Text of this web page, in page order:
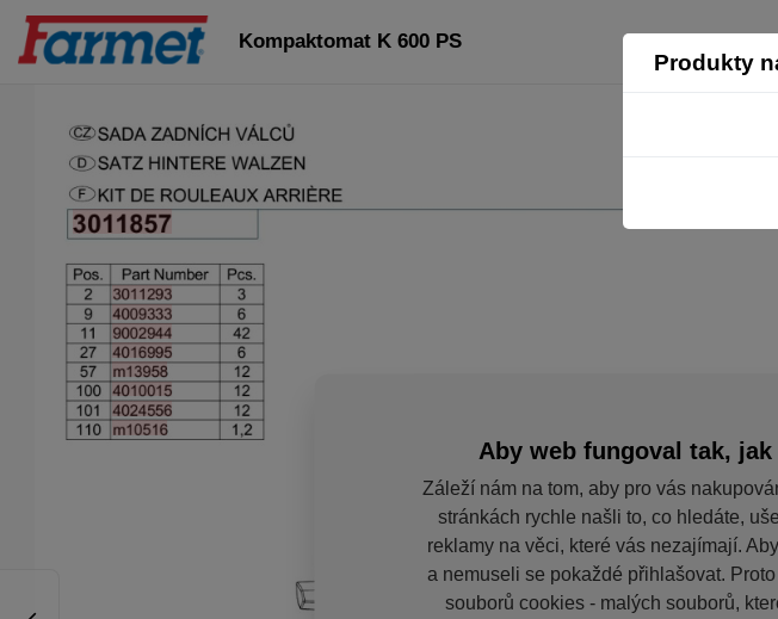
Produkty
Kompaktomat K 600 PS
Aby web fungoval tak,
Záleží nám na tom, aby pro vás
stránkách rychle našli to, co hledáte,
reklamy na věci, které vás nezajímají.
a nemuseli se pokaždé přihlašovat.
souborů cookies - malých souborů,